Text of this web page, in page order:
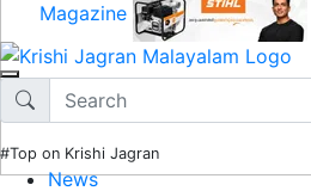
Magazine
#Top on Krishi Jagran
News